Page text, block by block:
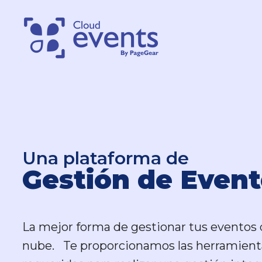
Una plataforma de
Gestión de
La mejor forma de gestionar tus eventos
nube. Te proporcionamos las
Una plataforma de
Gestión de
La mejor forma de gestionar tus eventos
nube. Te proporcionamos las